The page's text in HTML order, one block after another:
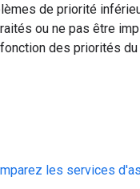
de priorité
ou ne pas être
des priorités
les services